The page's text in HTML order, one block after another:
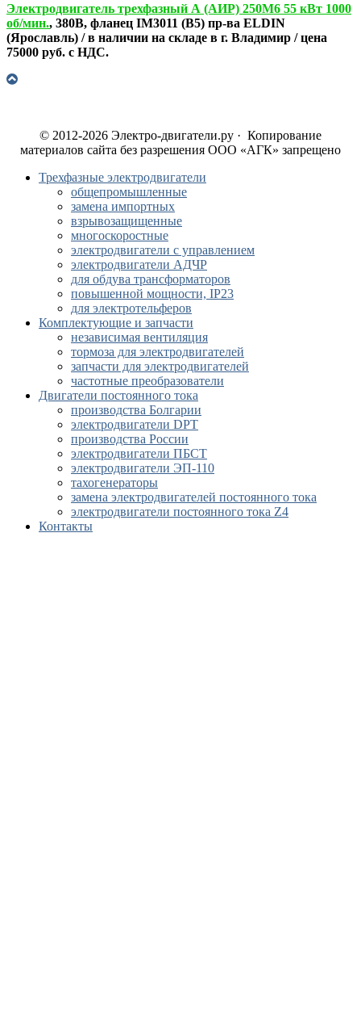
Электродвигатель трехфазный А (АИР) 250М6 55 кВт 1000
об/мин., 380В, фланец IM3011 (B5) пр-ва ELDIN
(Ярославль) / в наличии на складе в г. Владимир / цена
75000 руб. с НДС.
© 2012-2026 Электро-двигатели.ру · Копирование
материалов сайта без разрешения ООО «АГК» запрещено
Трехфазные электродвигатели
общепромышленные
замена импортных
взрывозащищенные
многоскоростные
электродвигатели с управлением
электродвигатели АДЧР
для обдува трансформаторов
повышенной мощности, IP23
для электротельферов
Комплектующие и запчасти
независимая вентиляция
тормоза для электродвигателей
запчасти для электродвигателей
частотные преобразователи
Двигатели постоянного тока
производства Болгарии
электродвигатели DPT
производства России
электродвигатели ПБСТ
электродвигатели ЭП-110
тахогенераторы
замена электродвигателей постоянного тока
электродвигатели постоянного тока Z4
Контакты